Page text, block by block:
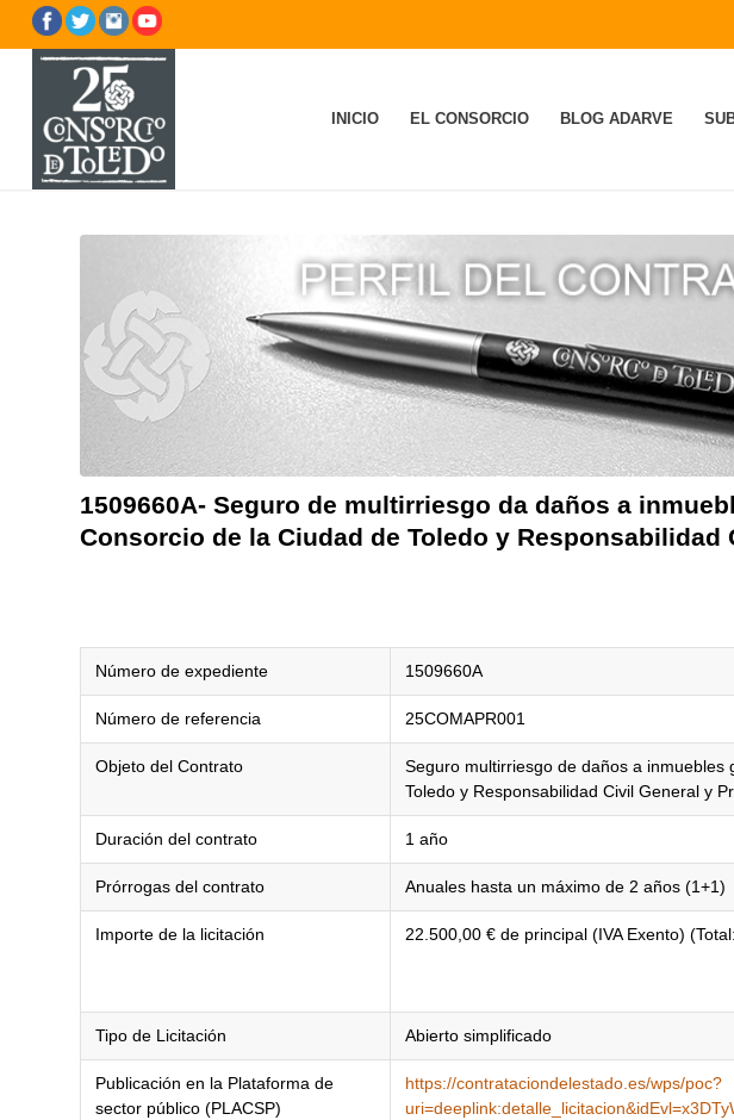
INICIO EL CONSORCIO BLOG ADARVE
1509660A- Seguro de multirriesgo da daños a
Consorcio de la Ciudad de Toledo y Responsabilidad
Número de expediente 1509660A
Número de referencia 25COMAPR001
Objeto del Contrato
Seguro multirriesgo de daños a
Toledo y Responsabilidad Civil General y
Duración del contrato 1 año
Prórrogas del contrato Anuales hasta un máximo de 2 años (1+1)
Importe de la licitación 22.500,00 € de principal (IVA Exento)
Tipo de Licitación Abierto simplificado
Publicación en la Plataforma de
sector público (PLACSP)
https://contrataciondelestado.es/wps/poc?